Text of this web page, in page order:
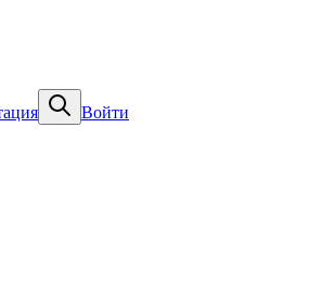
Войти